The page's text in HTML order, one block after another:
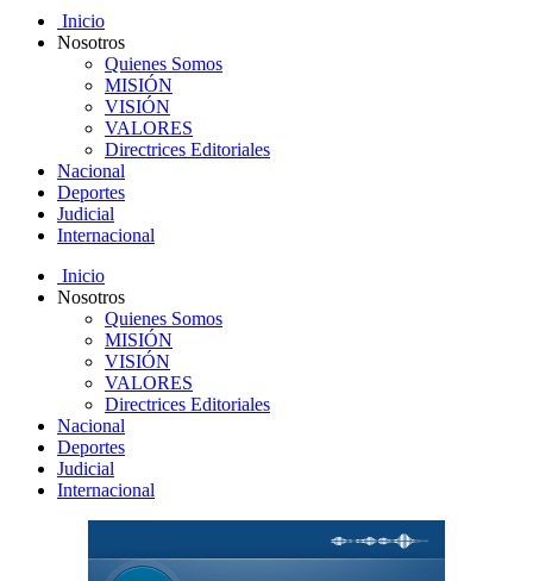
Inicio
Nosotros
Quienes Somos
MISIÓN
VISIÓN
VALORES
Directrices Editoriales
Nacional
Deportes
Judicial
Internacional
Inicio
Nosotros
Quienes Somos
MISIÓN
VISIÓN
VALORES
Directrices Editoriales
Nacional
Deportes
Judicial
Internacional